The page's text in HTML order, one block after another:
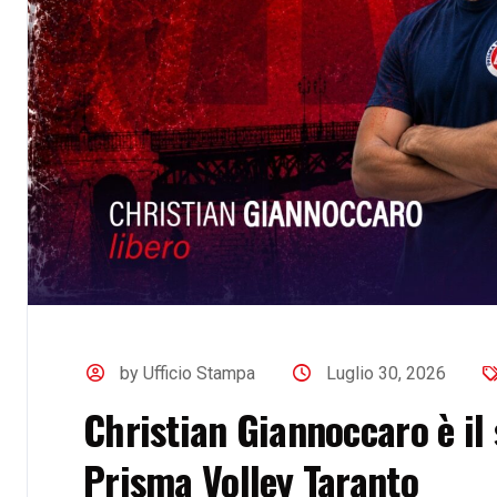
by Ufficio Stampa Luglio 30, 2026
Christian Giannoccaro è
Prisma Volley Taranto